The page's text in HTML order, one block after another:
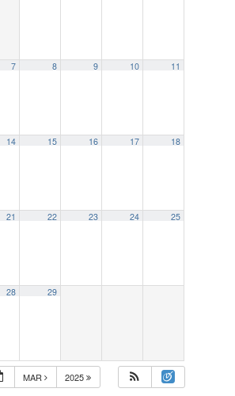
7 8 9 10 11
14 15 16 17 18
21 22 23 24 25
28 29
MAR 2025